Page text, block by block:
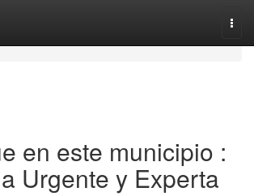
en este municipio :
Urgente y Experta